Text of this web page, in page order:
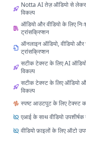
Notta AI तेज़ ऑडियो से
विकल्प
ऑडियो और वीडियो के लिए
ट्रांसक्रिप्शन
ऑनलाइन ऑडियो, वीडियो और
ट्रांसक्रिप्शन
सटीक टेक्स्ट के लिए AI
विकल्प
सटीक टेक्स्ट के लिए ऑडियो
विकल्प
स्पष्ट आउटपुट के लिए टेक्स्ट
एआई के साथ वीडियो
वीडियो फ़ाइलों के लिए ऑटो